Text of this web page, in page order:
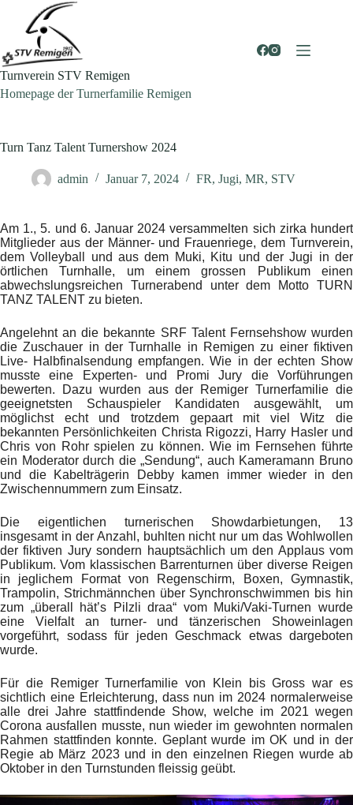
springen
Turnverein STV Remigen
Homepage der Turnerfamilie Remigen
Turn Tanz Talent Turnershow 2024
admin Januar 7, 2024 FR, Jugi, MR, STV
Am 1., 5. und 6. Januar 2024 versammelten sich zirka hundert
Mitglieder aus der Männer- und Frauenriege, dem Turnverein,
dem Volleyball und aus dem Muki, Kitu und der Jugi in der
örtlichen Turnhalle, um einem grossen Publikum einen
abwechslungsreichen Turnerabend unter dem Motto TURN
TANZ TALENT zu bieten.
Angelehnt an die bekannte SRF Talent Fernsehshow wurden
die Zuschauer in der Turnhalle in Remigen zu einer fiktiven
Live- Halbfinalsendung empfangen. Wie in der echten Show
musste eine Experten- und Promi Jury die Vorführungen
bewerten. Dazu wurden aus der Remiger Turnerfamilie die
geeignetsten Schauspieler Kandidaten ausgewählt, um
möglichst echt und trotzdem gepaart mit viel Witz die
bekannten Persönlichkeiten Christa Rigozzi, Harry Hasler und
Chris von Rohr spielen zu können. Wie im Fernsehen führte
ein Moderator durch die „Sendung“, auch Kameramann Bruno
und die Kabelträgerin Debby kamen immer wieder in den
Zwischennummern zum Einsatz.
Die eigentlichen turnerischen Showdarbietungen, 13
insgesamt in der Anzahl, buhlten nicht nur um das Wohlwollen
der fiktiven Jury sondern hauptsächlich um den Applaus vom
Publikum. Vom klassischen Barrenturnen über diverse Reigen
in jeglichem Format von Regenschirm, Boxen, Gymnastik,
Trampolin, Strichmännchen über Synchronschwimmen bis hin
zum „überall hät’s Pilzli draa“ vom Muki/Vaki-Turnen wurde
eine Vielfalt an turner- und tänzerischen Showeinlagen
vorgeführt, sodass für jeden Geschmack etwas dargeboten
wurde.
Für die Remiger Turnerfamilie von Klein bis Gross war es
sichtlich eine Erleichterung, dass nun im 2024 normalerweise
alle drei Jahre stattfindende Show, welche im 2021 wegen
Corona ausfallen musste, nun wieder im gewohnten normalen
Rahmen stattfinden konnte. Geplant wurde im OK und in der
Regie ab März 2023 und in den einzelnen Riegen wurde ab
Oktober in den Turnstunden fleissig geübt.